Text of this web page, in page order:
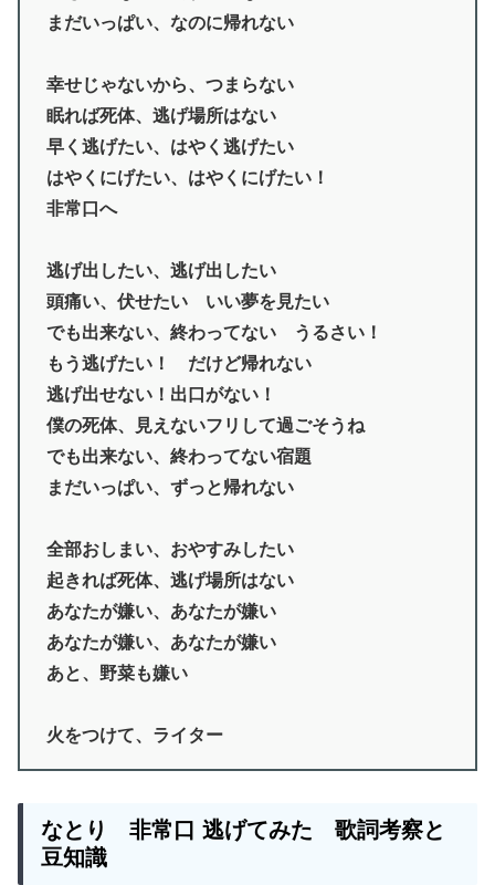
まだいっぱい、なのに帰れない
幸せじゃないから、つまらない
眠れば死体、逃げ場所はない
早く逃げたい、はやく逃げたい
はやくにげたい、はやくにげたい！
非常口へ
逃げ出したい、逃げ出したい
頭痛い、伏せたい いい夢を見たい
でも出来ない、終わってない うるさい！
もう逃げたい！ だけど帰れない
逃げ出せない！出口がない！
僕の死体、見えないフリして過ごそうね
でも出来ない、終わってない宿題
まだいっぱい、ずっと帰れない
全部おしまい、おやすみしたい
起きれば死体、逃げ場所はない
あなたが嫌い、あなたが嫌い
あなたが嫌い、あなたが嫌い
あと、野菜も嫌い
火をつけて、ライター
なとり
非常口 逃げてみた 歌詞考察と
豆知識